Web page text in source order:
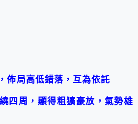
佈局高低錯落，互為依託
四周，顯得粗獷豪放，氣勢雄